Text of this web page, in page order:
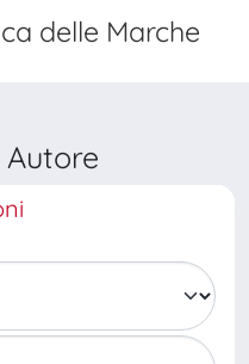
delle Marche